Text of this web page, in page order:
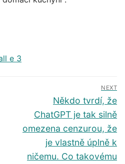
e 3
NEXT
Další
příspěvek
Někdo tvrdí, že
ChatGPT je tak silně
omezena cenzurou, že
je vlastně úplně k
ničemu. Co takovému